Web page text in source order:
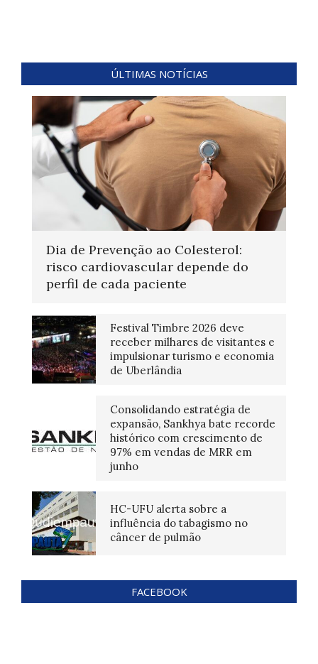
ÚLTIMAS NOTÍCIAS
Dia de Prevenção ao Colesterol:
risco cardiovascular depende do
perfil de cada paciente
Festival Timbre 2026 deve
receber milhares de visitantes e
impulsionar turismo e economia
de Uberlândia
Consolidando estratégia de
expansão, Sankhya bate recorde
histórico com crescimento de
97% em vendas de MRR em
junho
HC-UFU alerta sobre a
influência do tabagismo no
câncer de pulmão
FACEBOOK